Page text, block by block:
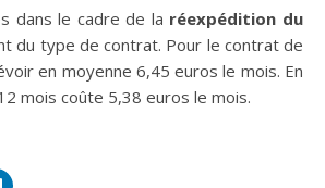
dans le cadre de la réexpédition du
du type de contrat. Pour le contrat de
en moyenne 6,45 euros le mois. En
mois coûte 5,38 euros le mois.